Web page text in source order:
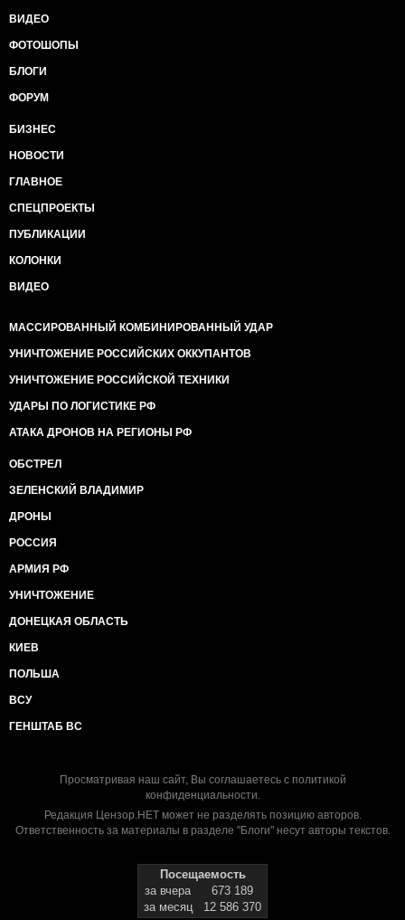
ВИДЕО
ФОТОШОПЫ
БЛОГИ
ФОРУМ
БИЗНЕС
НОВОСТИ
ГЛАВНОЕ
СПЕЦПРОЕКТЫ
ПУБЛИКАЦИИ
КОЛОНКИ
ВИДЕО
МАССИРОВАННЫЙ КОМБИНИРОВАННЫЙ УДАР
УНИЧТОЖЕНИЕ РОССИЙСКИХ ОККУПАНТОВ
УНИЧТОЖЕНИЕ РОССИЙСКОЙ ТЕХНИКИ
УДАРЫ ПО ЛОГИСТИКЕ РФ
АТАКА ДРОНОВ НА РЕГИОНЫ РФ
ОБСТРЕЛ
ЗЕЛЕНСКИЙ ВЛАДИМИР
ДРОНЫ
РОССИЯ
АРМИЯ РФ
УНИЧТОЖЕНИЕ
ДОНЕЦКАЯ ОБЛАСТЬ
КИЕВ
ПОЛЬША
ВСУ
ГЕНШТАБ ВС
Просматривая наш сайт, Вы соглашаетесь с политикой
конфиденциальности.
Редакция Цензор.НЕТ может не разделять позицию авторов.
Ответственность за материалы в разделе "Блоги" несут авторы текстов.
Посещаемость
за вчера
673 189
за месяц
12 586 370